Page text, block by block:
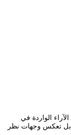
الواردة في
بل تعكس وجهات نظر